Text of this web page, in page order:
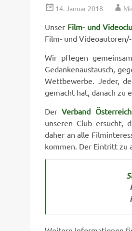
14. Januar 2018
Unser Film- und
Film- und
Wir pflegen
Gedankenaustausch,
Wettbewerbe. Jeder,
gemacht hat, danach zu
DerVerband
unseren Club ersucht,
daher an alle
kommen. Der Eintritt zu